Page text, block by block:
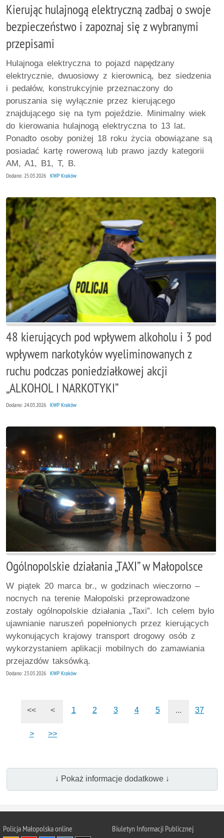
Kierując hulajnogą elektryczną zadbaj o swoje
bezpieczeństwo i zapoznaj się z wybranymi
przepisami
Hulajnoga elektryczna to pojazd napędzany
elektrycznie, dwuosiowy z kierownicą, bez siedzenia
i pedałów, konstrukcyjnie przeznaczony do
poruszania się wyłącznie przez kierującego
znajdującego się na tym pojeździe. Minimalny wiek
do kierowania hulajnogą elektryczna to 13 lat.
Ponadto osoby poniżej 18 roku życia obowiązane są
posiadać kartę rowerową lub prawo jazdy kategorii
AM, A1, B1, T, B.
Dodano: 25.03.2026 KWP Kraków
48 kierujących pod wpływem alkoholu i 3 pod
wpływem narkotyków wyeliminowanych z
ruchu podczas poniedziałkowej akcji
„ALKOHOL I NARKOTYKI”
Dodano: 24.03.2026 KWP Kraków
Ogólnopolskie działania „TAXI” w Małopolsce
W piątek 20 marca br., w godzinach wieczorno –
nocnych na terenie Małopolski przeprowadzone
zostały ogólnopolskie działania „Taxi”. Ich celem było
ujawnianie naruszeń popełnionych przez kierujących
wykonujących krajowy transport drogowy osób z
wykorzystaniem aplikacji mobilnych do zamawiania
przejazdów taksówką.
Dodano: 23.03.2026 KWP Kraków
<< < 1 2 3 4 5 ... 37
> >>
↓ Pokaż informacje dodatkowe ↓
Policja Małopolska online Biuletyn Informacji Publicznej